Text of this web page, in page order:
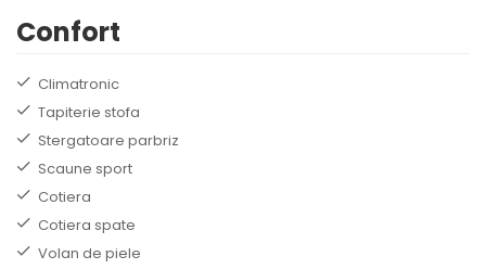
Confort
Climatronic
Tapiterie stofa
Stergatoare parbriz
Scaune sport
Cotiera
Cotiera spate
Volan de piele